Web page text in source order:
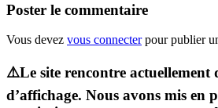
Poster le commentaire
Vous devez vous connecterpour publier
⚠️Le site rencontre actuellement
d’affichage. Nous avons mis en